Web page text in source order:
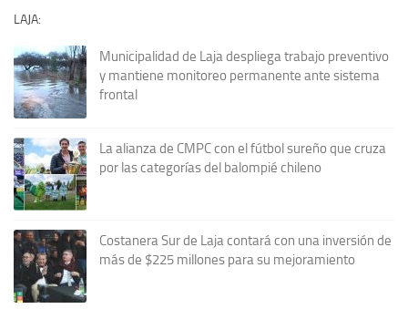
LAJA:
Municipalidad de Laja despliega trabajo preventivo
y mantiene monitoreo permanente ante sistema
frontal
La alianza de CMPC con el fútbol sureño que cruza
por las categorías del balompié chileno
Costanera Sur de Laja contará con una inversión de
más de $225 millones para su mejoramiento